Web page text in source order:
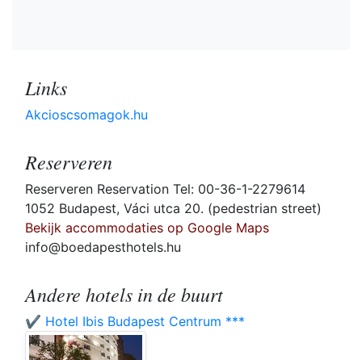
Links
Akcioscsomagok.hu
Reserveren
Reserveren Reservation Tel: 00-36-1-2279614
1052 Budapest, Váci utca 20. (pedestrian street)
Bekijk accommodaties op Google Maps
info@boedapesthotels.hu
Andere hotels in de buurt
✔️ Hotel Ibis Budapest Centrum ***